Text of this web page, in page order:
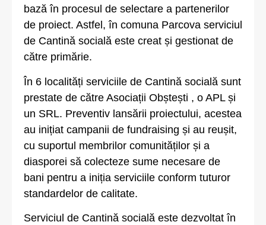
bază în procesul de selectare a partenerilor
de proiect. Astfel, în comuna Parcova serviciul
de Cantină socială este creat și gestionat de
către primărie.
În 6 localități serviciile de Cantină socială sunt
prestate de către Asociații Obștești , o APL și
un SRL. Preventiv lansării proiectului, acestea
au inițiat campanii de fundraising și au reușit,
cu suportul membrilor comunităților și a
diasporei să colecteze sume necesare de
bani pentru a iniția serviciile conform tuturor
standardelor de calitate.
Serviciul de Cantină socială este dezvoltat în